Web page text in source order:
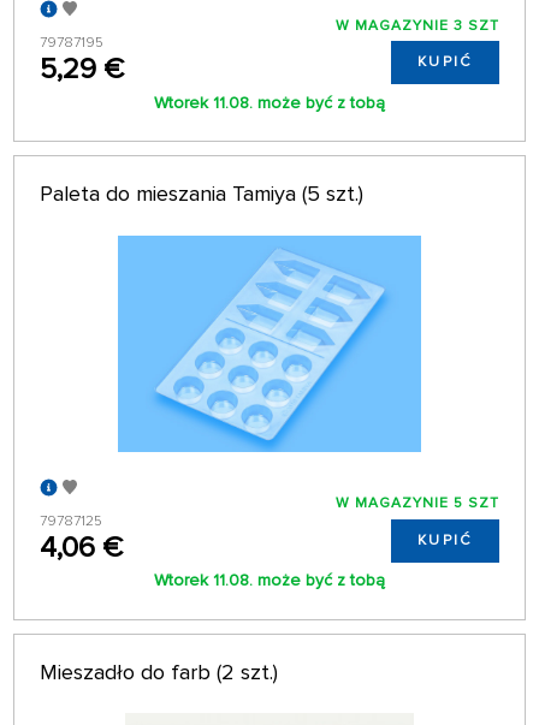
79787195
5,29 €
W MAGAZYNIE 3 SZT
KUPIĆ
Wtorek 11.08. może być z tobą
Paleta do mieszania Tamiya (5 szt.)
79787125
4,06 €
W MAGAZYNIE 5 SZT
KUPIĆ
Wtorek 11.08. może być z tobą
Mieszadło do farb (2 szt.)